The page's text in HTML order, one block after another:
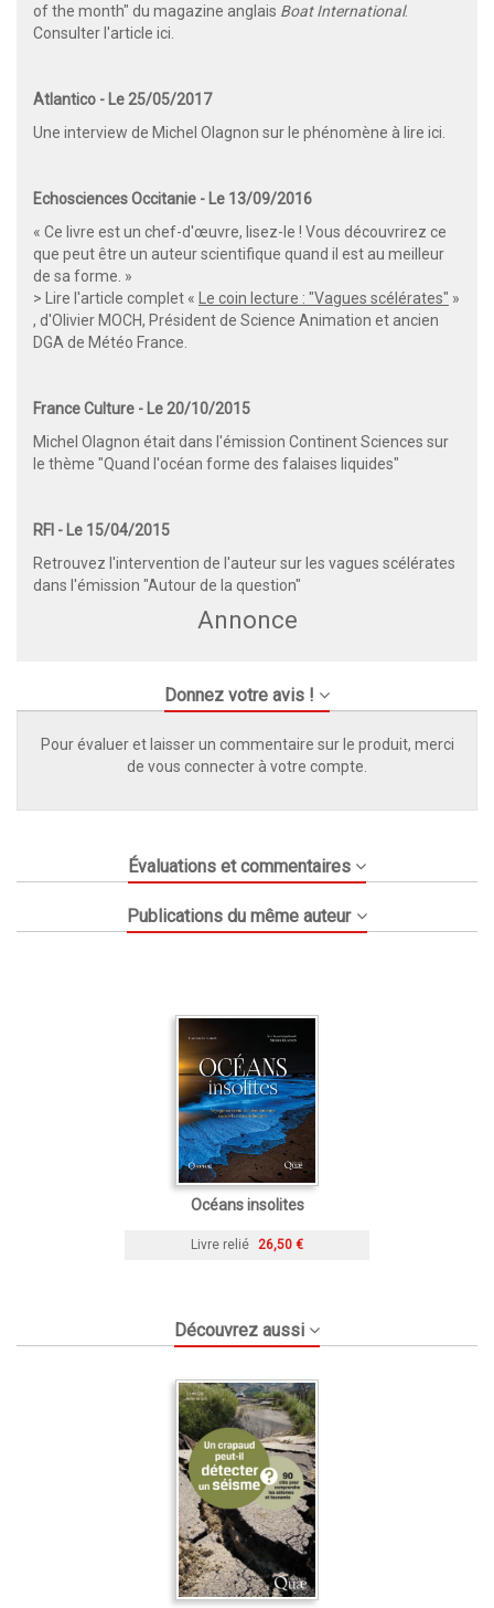
of the month" du magazine anglais Boat International.
Consulter l'article ici
Atlantico - Le 25/05/2017
Une interview de Michel Olagnon sur le phénomène à lire ici
Echosciences Occitanie - Le 13/09/2016
« Ce livre est un chef-d'œuvre, lisez-le ! Vous découvrirez ce
que peut être un auteur scientifique quand il est au meilleur
de sa forme. »
> Lire l'article complet «
Le coin lecture : "Vagues scélérates" »
, d'Olivier MOCH, Président de Science Animation et ancien
DGA de Météo France.
France Culture - Le 20/10/2015
Michel Olagnon était dans l'émission Continent Sciences sur
le thème "Quand l'océan forme des falaises liquides"
RFI - Le 15/04/2015
Retrouvez l'intervention de l'auteur sur les vagues scélérates
dans l'émission "Autour de la question"
Annonce
Donnez votre avis !
Pour évaluer et laisser un commentaire sur le produit, merci
de vous connecter à votre compte.
Évaluations et commentaires
Publications du même auteur
Océans insolites
Livre relié 26,50 €
Découvrez aussi